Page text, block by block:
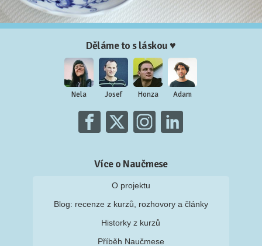
Děláme to s láskou ♥
Nela Josef Honza Adam
Více o Naučmese
O projektu
Blog: recenze z kurzů, rozhovory a články
Historky z kurzů
Příběh Naučmese